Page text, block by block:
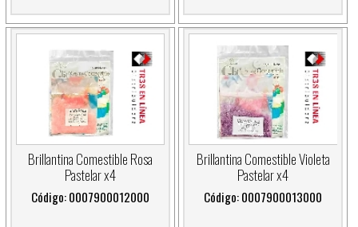
Brillantina Comestible Rosa
Pastelar x4
Código: 0007900012000
Brillantina Comestible Violeta
Pastelar x4
Código: 0007900013000